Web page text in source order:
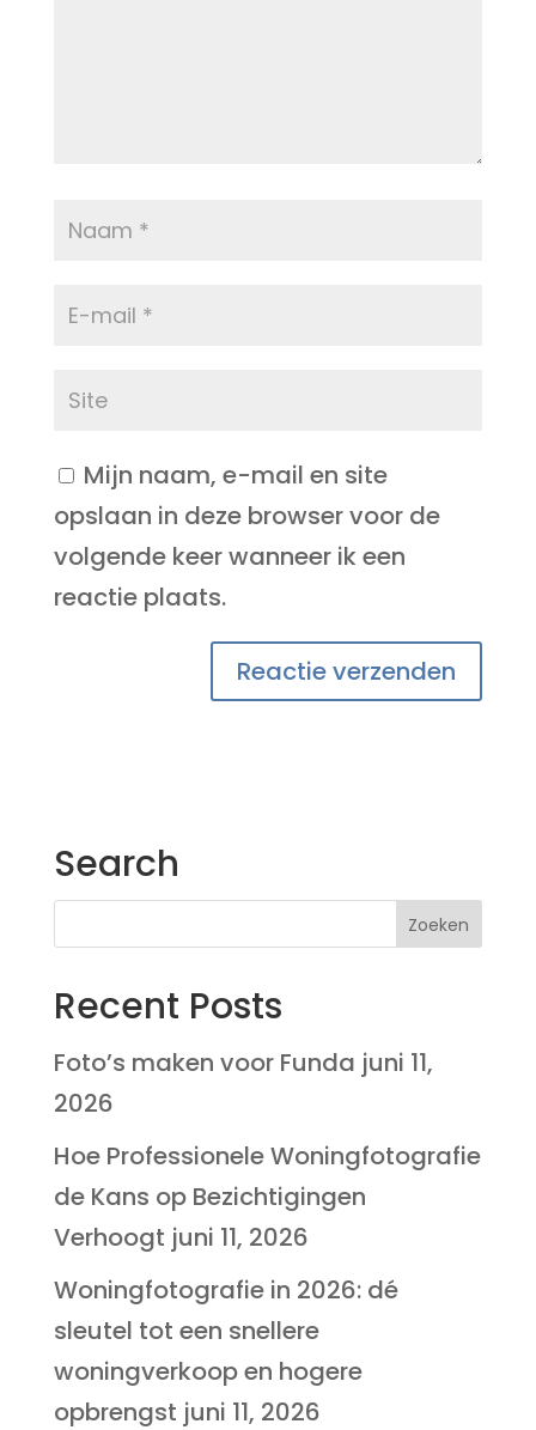
Mijn naam, e-mail en site
opslaan in deze browser voor de
volgende keer wanneer ik een
reactie plaats.
Search
Recent Posts
Foto’s maken voor Funda juni 11,
2026
Hoe Professionele Woningfotografie
de Kans op Bezichtigingen
Verhoogt juni 11, 2026
Woningfotografie in 2026: dé
sleutel tot een snellere
woningverkoop en hogere
opbrengst juni 11, 2026